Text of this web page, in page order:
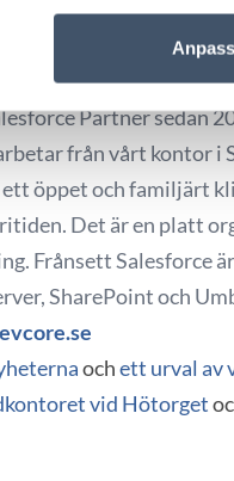
jobbet? Om ovan
du ha trista kollegor
Partner sedan
från vårt kontor i
ett öppet och familjärt
Det är en platt
Frånsett Salesforce
SharePoint och
ochett urval av
vid Hötorget